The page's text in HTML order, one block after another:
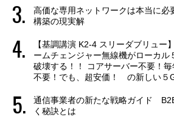
高価な専用ネットワークは本当に必
構築の現実解
【基調講演 K2-4 スリーダブリュー
ームチェンジャー無線機がローカル
破壊する！！ コアサーバー不要！
不要！でも、超安価！ の新しい５
通信事業者の新たな戦略ガイド
く秘訣とは